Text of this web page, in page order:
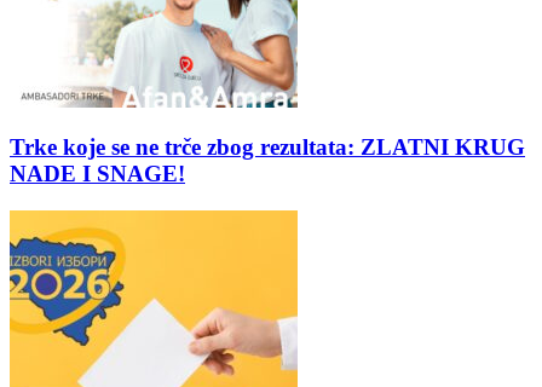
Trke koje se ne trče zbog rezultata: ZLATNI KRUG
NADE I SNAGE!